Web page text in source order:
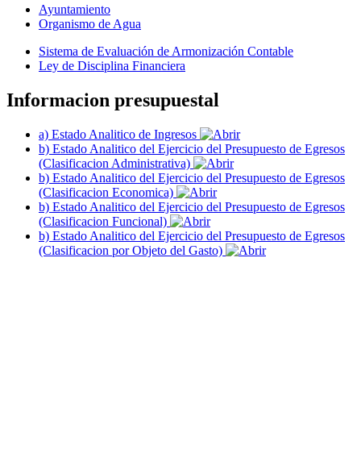
Ayuntamiento
Organismo de Agua
Sistema de Evaluación de Armonización Contable
Ley de Disciplina Financiera
Informacion presupuestal
a) Estado Analitico de Ingresos
b) Estado Analitico del Ejercicio del Presupuesto de Egresos
(Clasificacion Administrativa)
b) Estado Analitico del Ejercicio del Presupuesto de Egresos
(Clasificacion Economica)
b) Estado Analitico del Ejercicio del Presupuesto de Egresos
(Clasificacion Funcional)
b) Estado Analitico del Ejercicio del Presupuesto de Egresos
(Clasificacion por Objeto del Gasto)